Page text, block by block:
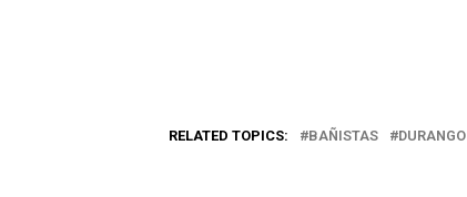
RELATED TOPICS: BAÑISTAS DURANGO